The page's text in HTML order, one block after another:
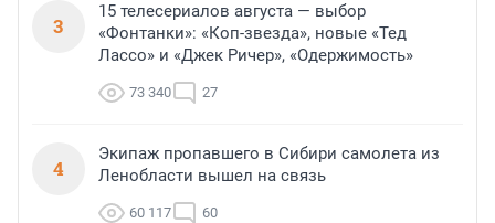
3
15 телесериалов августа — выбор
«Фонтанки»: «Коп-звезда», новые «Тед
Лассо» и «Джек Ричер», «Одержимость»
73 340 27
4
Экипаж пропавшего в Сибири самолета из
Ленобласти вышел на связь
60 117 60